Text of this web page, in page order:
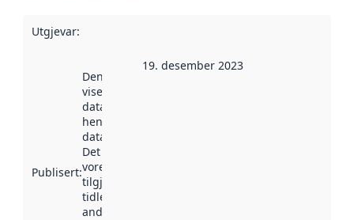
Utgjevar:
Publisert:
Denne datoen
viser når
datasettet vart
henta inn av
data.norge.no.
Det kan ha
vore
tilgjengeleg
tidlegare
andre stader.
19. desember 2023